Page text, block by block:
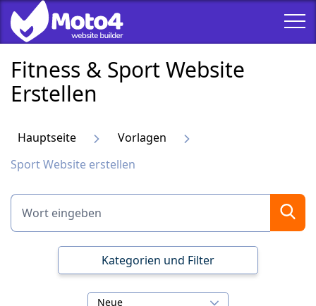
Fitness & Sport Website
Erstellen
Hauptseite
Vorlagen
Sport Website erstellen
Kategorien und Filter
Neue